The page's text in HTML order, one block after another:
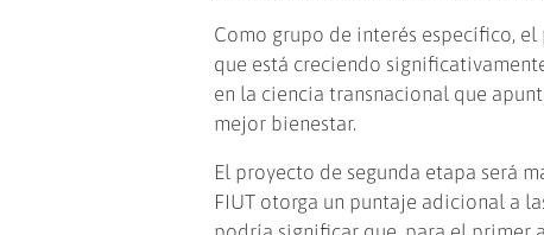
Como grupo de interés específico,
que está creciendo
en la ciencia transnacional que
mejor bienestar.
El proyecto de segunda etapa será
FIUT otorga un puntaje adicional a